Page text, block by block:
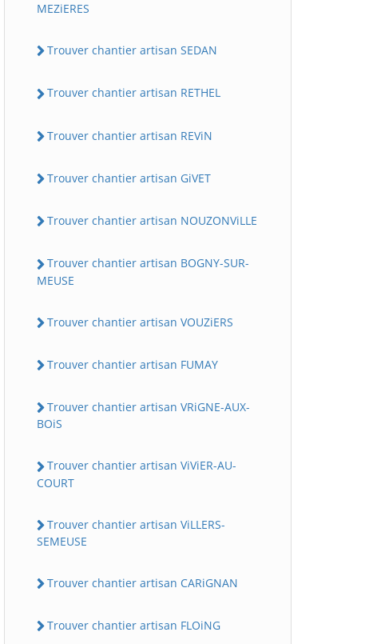
MEZiERES
Trouver chantier artisan SEDAN
Trouver chantier artisan RETHEL
Trouver chantier artisan REViN
Trouver chantier artisan GiVET
Trouver chantier artisan NOUZONViLLE
Trouver chantier artisan BOGNY-SUR-
MEUSE
Trouver chantier artisan VOUZiERS
Trouver chantier artisan FUMAY
Trouver chantier artisan VRiGNE-AUX-
BOiS
Trouver chantier artisan ViViER-AU-
COURT
Trouver chantier artisan ViLLERS-
SEMEUSE
Trouver chantier artisan CARiGNAN
Trouver chantier artisan FLOiNG